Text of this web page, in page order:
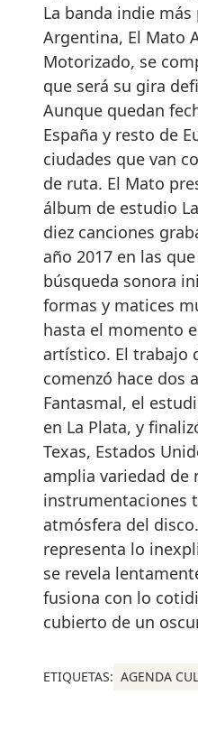
La banda indie
Argentina, El Mato
Motorizado, se
que será su gira
Aunque quedan
España y resto de
ciudades que van
de ruta. El Mato
álbum de estudio
diez canciones
año 2017 en las
búsqueda sonora
formas y matices
hasta el momento
artístico. El trabajo
comenzó hace dos
Fantasmal, el
en La Plata, y
Texas, Estados
amplia variedad de
instrumentaciones
atmósfera del
representa lo
se revela
fusiona con lo
cubierto de un
ETIQUETAS: AGENDA